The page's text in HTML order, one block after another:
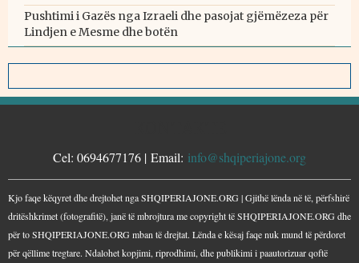
Pushtimi i Gazës nga Izraeli dhe pasojat gjëmëzeza për
Lindjen e Mesme dhe botën
Cel: 0694677176 | Email: info@shqiperiajone.org
Kjo faqe këqyret dhe drejtohet nga SHQIPERIAJONE.ORG | Gjithë lënda në të, përfshirë
dritëshkrimet (fotografitë), janë të mbrojtura me copyright të SHQIPERIAJONE.ORG dhe
për to SHQIPERIAJONE.ORG mban të drejtat. Lënda e kësaj faqe nuk mund të përdoret
për qëllime tregtare. Ndalohet kopjimi, riprodhimi, dhe publikimi i paautorizuar qoftë